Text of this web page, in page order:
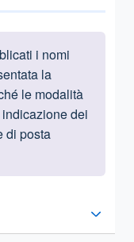
i nomi
la
le modalità
dei
di posta